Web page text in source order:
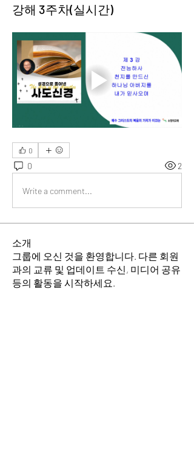
강해 3주차(실시간)
0
0 2
Write a comment...
소개
그룹에 오신 것을 환영합니다. 다른 회원
과의 교류 및 업데이트 수신, 미디어 공유
등의 활동을 시작하세요.